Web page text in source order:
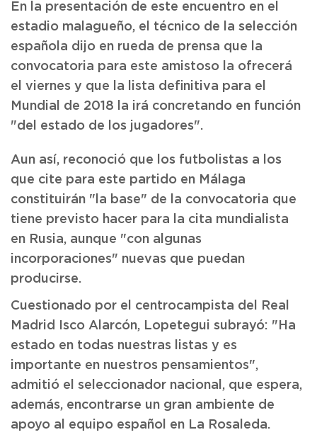
En la presentación de este encuentro en el
estadio malagueño, el técnico de la selección
española dijo en rueda de prensa que la
convocatoria para este amistoso la ofrecerá
el viernes y que la lista definitiva para el
Mundial de 2018 la irá concretando en función
"del estado de los jugadores".
Aun así, reconoció que los futbolistas a los
que cite para este partido en Málaga
constituirán "la base" de la convocatoria que
tiene previsto hacer para la cita mundialista
en Rusia, aunque "con algunas
incorporaciones" nuevas que puedan
producirse.
Cuestionado por el centrocampista del Real
Madrid Isco Alarcón, Lopetegui subrayó: "Ha
estado en todas nuestras listas y es
importante en nuestros pensamientos",
admitió el seleccionador nacional, que espera,
además, encontrarse un gran ambiente de
apoyo al equipo español en La Rosaleda.